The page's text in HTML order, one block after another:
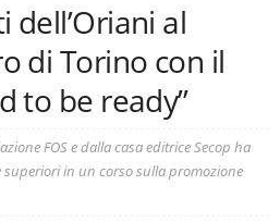
dell’Oriani al
di Torino con il
to be ready”
FOS e dalla casa editrice Secop ha
in un corso sulla promozione